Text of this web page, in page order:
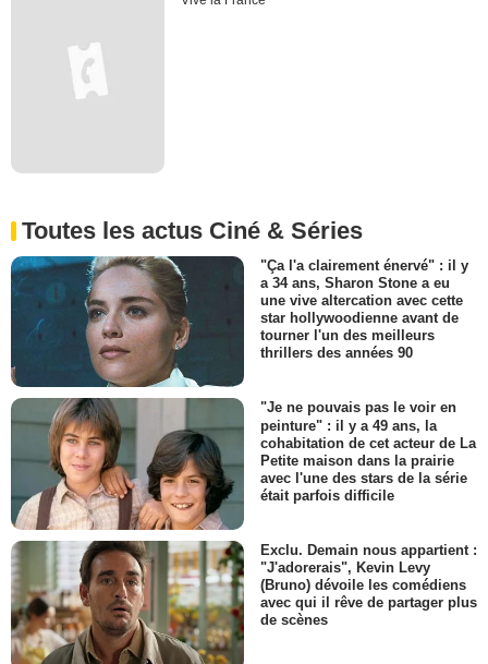
Toutes les actus Ciné & Séries
"Ça l'a clairement énervé" : il y
a 34 ans, Sharon Stone a eu
une vive altercation avec cette
star hollywoodienne avant de
tourner l'un des meilleurs
thrillers des années 90
"Je ne pouvais pas le voir en
peinture" : il y a 49 ans, la
cohabitation de cet acteur de La
Petite maison dans la prairie
avec l'une des stars de la série
était parfois difficile
Exclu. Demain nous appartient :
"J'adorerais", Kevin Levy
(Bruno) dévoile les comédiens
avec qui il rêve de partager plus
de scènes